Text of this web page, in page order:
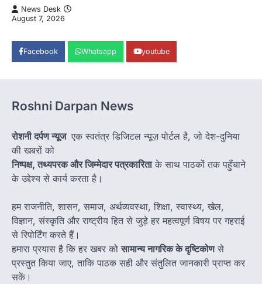
News Desk
August 7, 2026
Facebook Whatsapp youtube
Roshni Darpan News
रोशनी दर्पण न्यूज एक स्वतंत्र डिजिटल न्यूज़ पोर्टल है, जो देश-दुनिया
की खबरों को
निष्पक्ष, तथ्यपरक और जिम्मेदार पत्रकारिताके साथ पाठकों तक पहुँचाने
के उद्देश्य से कार्य करता है।
हम राजनीति, शासन, समाज, अर्थव्यवस्था, शिक्षा, स्वास्थ्य, खेल,
विज्ञान, संस्कृति और राष्ट्रीय हित से जुड़े हर महत्वपूर्ण विषय पर गहराई
से रिपोर्टिंग करते हैं।
हमारा प्रयास है कि हर खबर कोसामान्य नागरिक के दृष्टिकोणसे
प्रस्तुत किया जाए, ताकि पाठक सही और संतुलित जानकारी प्राप्त कर
सकें।